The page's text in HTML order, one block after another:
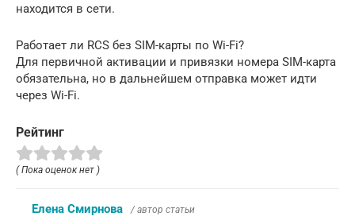
находится в сети.
Работает ли RCS без SIM-карты по Wi-Fi?
Для первичной активации и привязки номера SIM-карта
обязательна, но в дальнейшем отправка может идти
через Wi-Fi.
Рейтинг
( Пока оценок нет )
Елена Смирнова / автор статьи